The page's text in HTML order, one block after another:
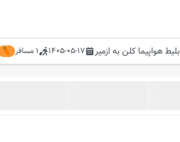
بلیط هواپیما کلن به ازمیر 1405-05-17
1 مسافر